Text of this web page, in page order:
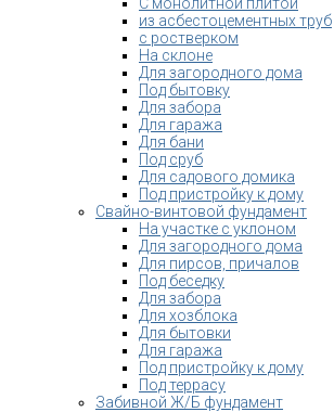
из асбестоцементных труб
с ростверком
На склоне
Для загородного дома
Под бытовку
Для забора
Для гаража
Для бани
Под сруб
Для садового домика
Под пристройку к дому
Свайно-винтовой фундамент
На участке с уклоном
Для загородного дома
Для пирсов, причалов
Под беседку
Для забора
Для хозблока
Для бытовки
Для гаража
Под пристройку к дому
Под террасу
Забивной Ж/Б фундамент